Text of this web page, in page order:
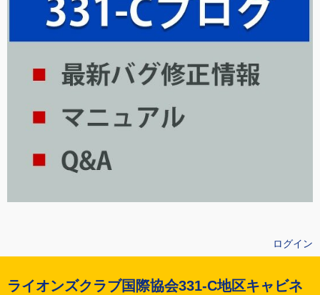
ログイン
ライオンズクラブ国際協会331-C地区キャビネ